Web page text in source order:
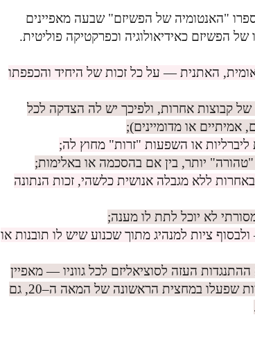
"האנטומיה של הפשיזם" שבעה מאפיינים
הפשיזם כאידיאולוגיה וכפרקטיקה פוליטית.
האתנית — על כל זכות של היחיד והכפפתו
קבוצות אחרות, ולפיכך יש לה הצדקה לכל
אמיתיים או מדומיינים);
ליברליות או השפעות "זרות" מחוץ לה;
יותר, בין אם בהסכמה או באלימות;
ללא מגבלה אנושית כלשהי, זכות הנתונה
לא יוכל לתת לו מענה;
ציות למנהיג מתוך שכנוע שיש לו תובנות או
העזה לסוציאליזם לכל גווניו — מאפיין
שניכר בפרקטיקה של תנועות פשיסטיות שפעלו במחצית הראשונה של המאה ה–20, גם